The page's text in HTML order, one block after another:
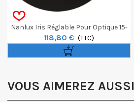
Nanlux Iris Réglable Pour Optique 15-
30 Pour Evoke
118,80 € (TTC)
VOUS AIMEREZ AUSSI